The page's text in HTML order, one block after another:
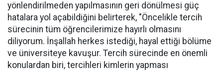
yönlendirilmeden yapılmasının geri dönülmesi güç
hatalara yol açabildiğini belirterek, "Öncelikle tercih
sürecinin tüm öğrencilerimize hayırlı olmasını
diliyorum. İnşallah herkes istediği, hayal ettiği bölüme
ve üniversiteye kavuşur. Tercih sürecinde en önemli
konulardan biri, tercihleri kimlerin yapması